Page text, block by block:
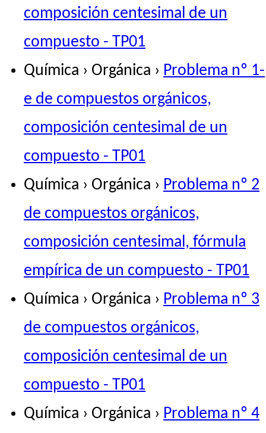
composición centesimal de un
compuesto - TP01
Química › Orgánica › Problema nº 1-
e de compuestos orgánicos,
composición centesimal de un
compuesto - TP01
Química › Orgánica › Problema nº 2
de compuestos orgánicos,
composición centesimal, fórmula
empírica de un compuesto - TP01
Química › Orgánica › Problema nº 3
de compuestos orgánicos,
composición centesimal de un
compuesto - TP01
Química › Orgánica › Problema nº 4